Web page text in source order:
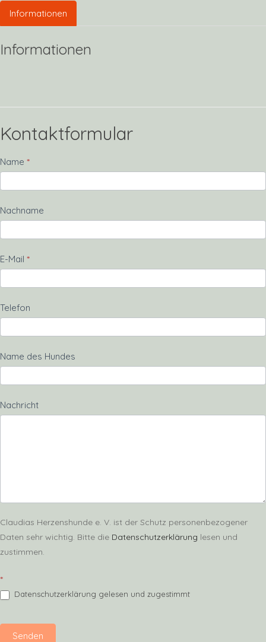
Informationen
Informationen
Kontaktformular
Kontakt
Name *
Nachname
E-Mail *
Telefon
Name des Hundes
Nachricht
Claudias Herzenshunde e. V. ist der Schutz personenbezogener
Daten sehr wichtig. Bitte die Datenschutzerklärung lesen und
zustimmen.
*
Datenschutzerklärung gelesen und zugestimmt
Senden